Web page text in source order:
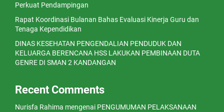
Perkuat Pendampingan
Rapat Koordinasi Bulanan Bahas Evaluasi Kinerja Guru dan
Tenaga Kependidikan
DINAS KESEHATAN PENGENDALIAN PENDUDUK DAN
KELUARGA BERENCANA HSS LAKUKAN PEMBINAAN DUTA
GENRE DI SMAN 2 KANDANGAN
Recent Comments
Nurisfa Rahima mengenai PENGUMUMAN PELAKSANAAN